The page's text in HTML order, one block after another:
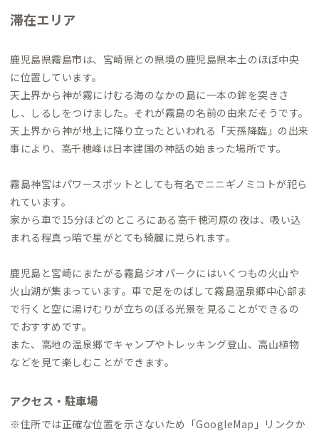
滞在エリア
鹿児島県霧島市は、宮崎県との県境の鹿児島県本土のほぼ中央
に位置しています。
天上界から神が霧にけむる海のなかの島に一本の鉾を突きさ
し、しるしをつけました。それが霧島の名前の由来だそうです。
天上界から神が地上に降り立ったといわれる「天孫降臨」の出来
事により、高千穂峰は日本建国の神話の始まった場所です。
霧島神宮はパワースポットとしても有名でニニギノミコトが祀ら
れています。
家から車で15分ほどのところにある高千穂河原の夜は、吸い込
まれる程真っ暗で星がとても綺麗に見られます。
鹿児島と宮崎にまたがる霧島ジオパークにはいくつもの火山や
火山湖が集まっています。車で足をのばして霧島温泉郷中心部ま
で行くと空に湯けむりが立ちのぼる光景を見ることができるの
でおすすめです。
また、高地の温泉郷でキャンプやトレッキング登山、高山植物
などを見て楽しむことができます。
アクセス・駐車場
※住所では正確な位置を示さないため「GoogleMap」リンクか